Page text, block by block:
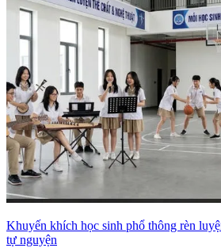
Khuyến khích học sinh phổ thông rèn
tự nguyện